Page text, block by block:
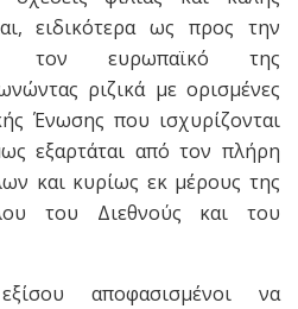
ειδικότερα ως προς την
τον ευρωπαϊκό της
ριζικά με ορισμένες
Ένωσης που ισχυρίζονται
εξαρτάται από τον πλήρη
και κυρίως εκ μέρους της
του Διεθνούς και του
αποφασισμένοι να